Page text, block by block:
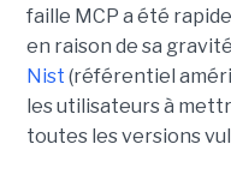
faille MCP a été
en raison de sa
Nist (référentiel
les utilisateurs à
toutes les versions